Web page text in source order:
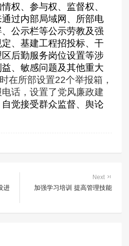
权、参与权、监督权、
过内部局域网、所部电
公示栏等公示劳教及强
、基建工程招投标、干
后勤服务岗位设置等涉
、敏感问题及其他重大
在所部设置22个举报箱，
话，设置了党风廉政建
自觉接受群众监督、舆论
进
Next
加强学习培训 提高管理技能